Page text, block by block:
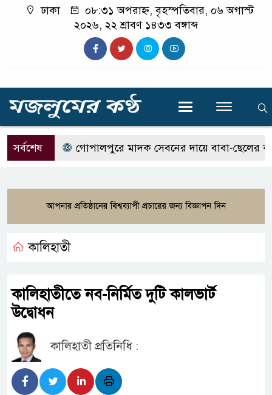
ঢাকা
০৮:৩১ অপরাহ্ন, বৃহস্পতিবার, ০৬ অগাস্ট
২০২৬, ২২ শ্রাবণ ১৪৩৩ বঙ্গাব্দ
সর্বশেষ গোপালপুরে মাদক সেবনের দায়ে বাবা-ছেলের
কালিহাতী
কালিহাতীতে নব-নির্মিত দুটি কালভার্ট
উদ্বোধন
কালিহাতী প্রতিনিধি :